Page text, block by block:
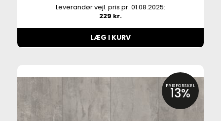
Leverandør vejl. pris pr. 01.08.2025:
229 kr.
LÆG I KURV
PRISFORSKEL
13%